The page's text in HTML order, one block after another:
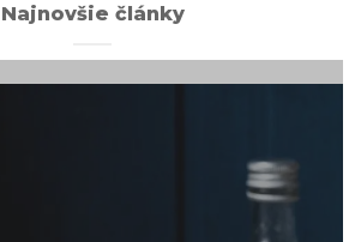
Najnovšie články